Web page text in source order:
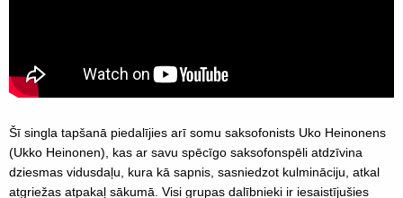
Šī singla tapšanā piedalījies arī somu saksofonists Uko Heinonens
(Ukko Heinonen), kas ar savu spēcīgo saksofonspēli atdzīvina
dziesmas vidusdaļu, kura kā sapnis, sasniedzot kulmināciju, atkal
atgriežas atpakaļ sākumā. Visi grupas dalībnieki ir iesaistījušies